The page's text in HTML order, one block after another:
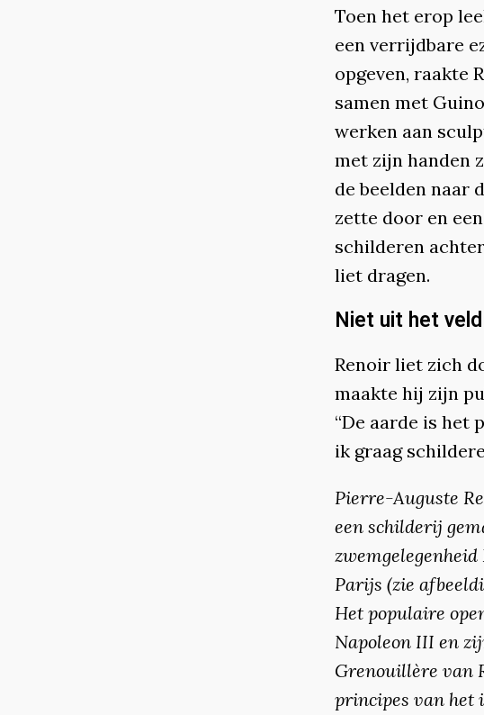
Toen het erop
een verrijdbare
opgeven, raakte
samen met
werken aan
met zijn handen
de beelden naar
zette door en
schilderen
liet dragen.
Niet uit het
Renoir liet zich
maakte hij zijn
“De aarde is het
ik graag
Pierre-Auguste
een schilderij
Parijs (zie
Het populaire
Napoleon III en
Grenouillère van
principes van het